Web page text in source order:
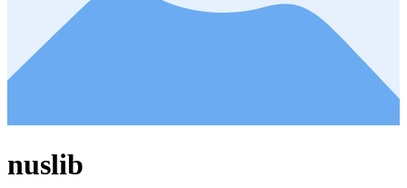
nuslib